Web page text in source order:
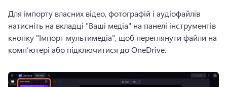
Для імпорту власних відео, фотографій і аудіофайлів
натисніть на вкладці "Ваші медіа" на панелі інструментів
кнопку "Імпорт мультимедіа", щоб переглянути файли на
комп’ютері або підключитися до OneDrive.